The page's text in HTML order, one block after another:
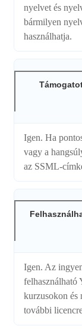
nyelvet és
bármilyen
használhatja.
Igen. Ha
vagy a
az SSML-
Igen. Az
felhasználható
kurzusokon és
további